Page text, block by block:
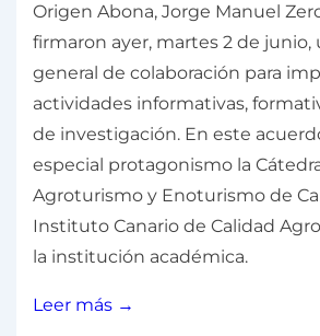
Origen Abona, Jorge Manuel
firmaron ayer, martes 2 de
general de colaboración para
actividades informativas,
de investigación. En este
especial protagonismo la
Agroturismo y Enoturismo de
Instituto Canario de Calidad
la institución académica.
Leer más →